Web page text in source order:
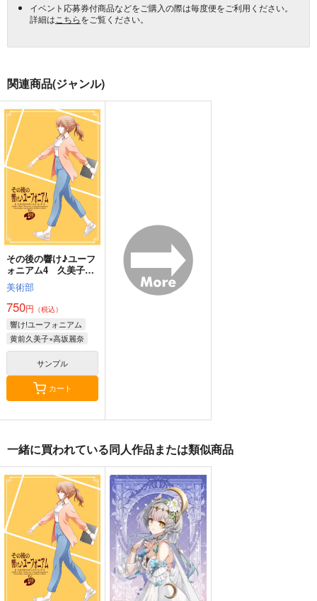
イベント応募券付商品などをご購入の際は毎度便をご利用ください。
詳細は こちらをご覧ください。
関連商品(ジャンル)
その後の響け♪ユーフ
ォニアム4 久美子先
生のディスコ・キッド
美術部
750円 （税込）
響け!ユーフォニアム
黄前久美子×高坂麗奈
サンプル
カート
一緒に買われている同人作品または類似商品